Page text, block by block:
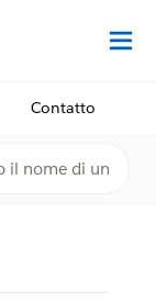
Contatto